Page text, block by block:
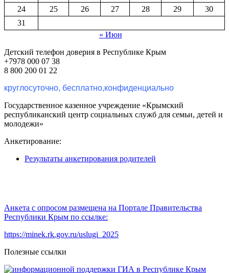
24
25 26 27 28 29
30
31
« Июн
Детский телефон доверия в Республике Крым
+7978 000 07 38
8 800 200 01 22
круглосуточно, бесплатно,конфиденциально
Государственное казенное учреждение «Крымский
республиканский центр социальных служб для семьи, детей и
молодежи»
Анкетирование:
Результаты анкетирования родителей
Анкета с опросом размещена на Портале Правительства
Республики Крым по ссылке:
https://minek.rk.gov.ru/uslugi_2025
Полезные ссылки